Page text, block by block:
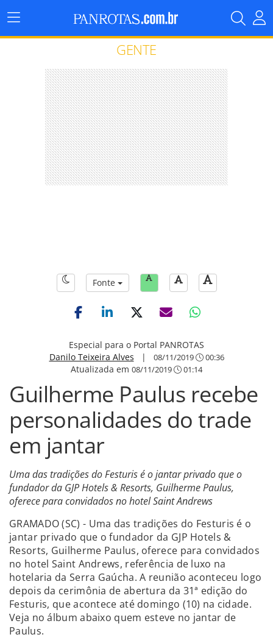
Menu
Principal
GENTE
Fonte
Especial para o Portal PANROTAS
Danilo Teixeira Alves | 08/11/2019 00:36
Atualizada em 08/11/2019 01:14
Guilherme Paulus recebe
personalidades do trade
em jantar
Uma das tradições do Festuris é o jantar privado que o
fundador da GJP Hotels & Resorts, Guilherme Paulus,
oferece para convidados no hotel Saint Andrews
GRAMADO (SC) - Uma das tradições do Festuris é o
jantar privado que o fundador da GJP Hotels &
Resorts, Guilherme Paulus, oferece para convidados
no hotel Saint Andrews, referência de luxo na
hotelaria da Serra Gaúcha. A reunião aconteceu logo
depois da cerimônia de abertura da 31ª edição do
Festuris, que acontece até domingo (10) na cidade.
Veja no álbum abaixo quem esteve no jantar de
Paulus.